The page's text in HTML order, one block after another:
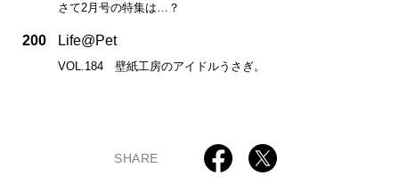
さて2月号の特集は…？
200 Life@Pet
VOL.184 壁紙工房のアイドルうさぎ。
SHARE